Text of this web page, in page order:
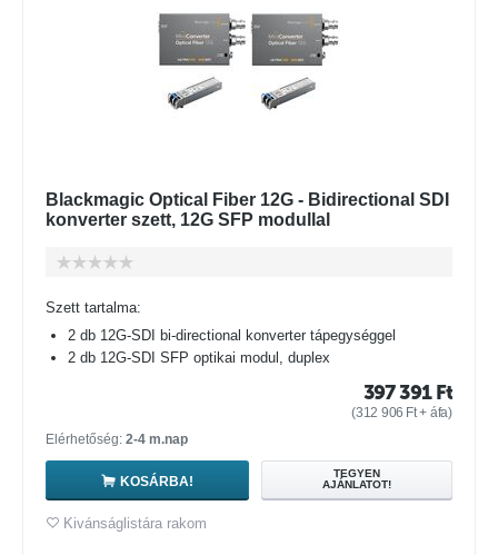
Blackmagic Optical Fiber 12G - Bidirectional SDI
konverter szett, 12G SFP modullal
Szett tartalma:
2 db 12G-SDI bi-directional konverter tápegységgel
2 db 12G-SDI SFP optikai modul, duplex
397 391 Ft
(312 906 Ft+ áfa)
Elérhetőség: 2-4 m.nap
KOSÁRBA!
TEGYEN
AJÁNLATOT!
Kivánságlistára rakom